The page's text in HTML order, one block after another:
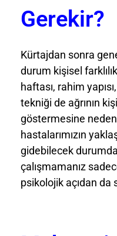
Gerekir?
Kürtajdan sonra
durum kişisel
haftası, rahim
tekniği de ağrının
göstermesine
hastalarımızın
gidebilecek
çalışmamanız
psikolojik açıdan da